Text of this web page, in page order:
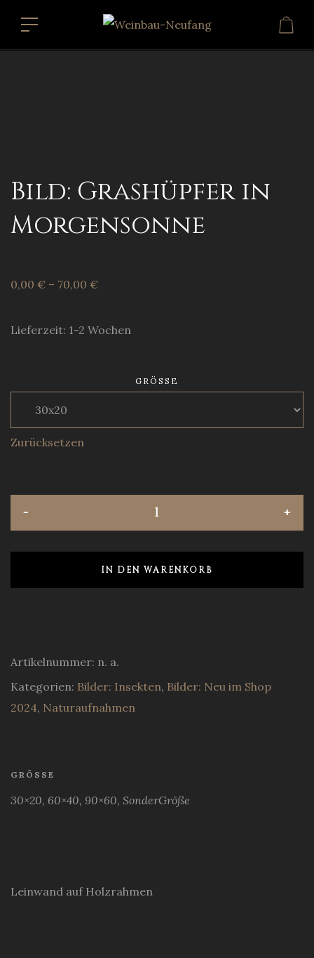
Bild: Grashüpfer in
Morgensonne
0,00 € – 70,00 €
Lieferzeit: 1-2 Wochen
GRÖSSE
Zurücksetzen
IN DEN WARENKORB
Artikelnummer: n. a.
Kategorien: Bilder: Insekten, Bilder: Neu im Shop
2024, Naturaufnahmen
GRÖSSE
30×20, 60×40, 90×60, SonderGröße
Leinwand auf Holzrahmen